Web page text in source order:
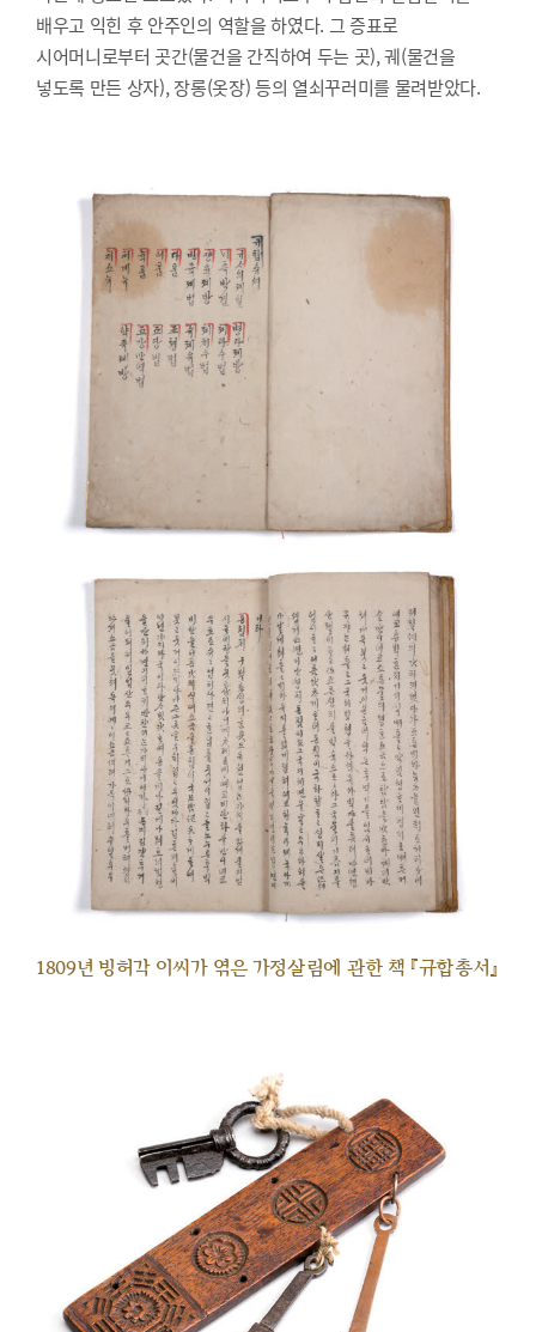
배우고 익힌 후 안주인의 역할을 하였다. 그 증표로
시어머니로부터 곳간(물건을 간직하여 두는 곳), 궤(물건을
넣도록 만든 상자), 장롱(옷장) 등의 열쇠꾸러미를 물려받았다.
1809년 빙허각 이씨가 엮은 가정살림에 관한 책 『규합총서』